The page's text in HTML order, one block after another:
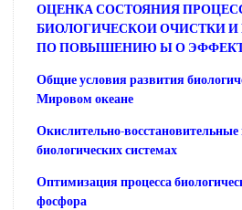
ОЦЕНКА СОСТОЯНИЯ
БИОЛОГИЧЕСКОИ ОЧИСТКИ
ПО ПОВЫШЕНИЮ Ы О
Общие условия развития
Мировом океане
Окислительно-восстановительные
биологических системах
Оптимизация процесса
фосфора